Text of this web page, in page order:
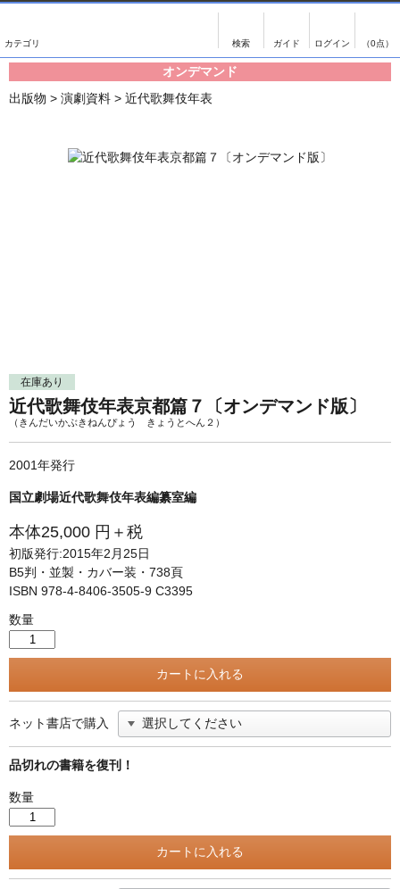
（0点）
影印資料
単行本◆日本語史
Ｗｅｂ版
美本なし
書誌学・目録
古書目録
画像がある商品のみ検索
オンデマンド
出版物 > 演劇資料 > 近代歌舞伎年表
在庫あり
近代歌舞伎年表京都篇７〔オンデマンド版〕
（きんだいかぶきねんぴょう きょうとへん２）
2001年発行
国立劇場近代歌舞伎年表編纂室編
本体25,000 円＋税
初版発行:2015年2月25日
B5判・並製・カバー装・738頁
ISBN 978-4-8406-3505-9 C3395
数量
ネット書店で購入
品切れの書籍を復刊！
数量